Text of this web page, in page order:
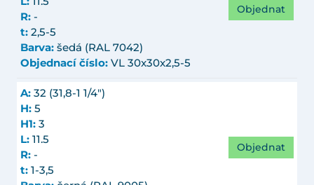
R: -
t: 2,5-5
Barva: šedá (RAL 7042)
Objednací číslo: VL 30x30x2,5-5
Objednat
A: 32 (31,8-1 1/4")
H: 5
H1: 3
L: 11.5
R: -
t: 1-3,5
Objednat